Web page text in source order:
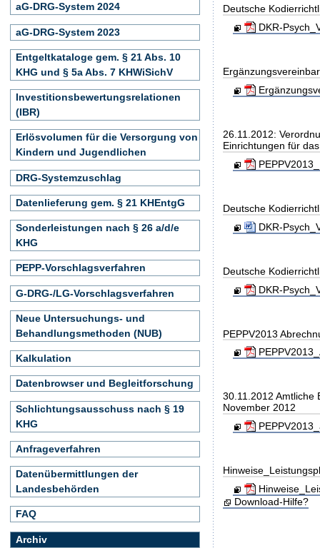
Deutsche
DKR-
26.11.2012:
Einrichtungen für
Deutsche
DKR-
Deutsche
DKR-
PEPPV2013
30.11.2012 Amtliche
November 2012
Download-Hilfe?
aG-DRG-System 2024
aG-DRG-System 2023
Entgeltkataloge gem. § 21 Abs. 10
KHG und § 5a Abs. 7 KHWiSichV
Investitionsbewertungsrelationen
(IBR)
Erlösvolumen für die Versorgung von
Kindern und Jugendlichen
DRG-Systemzuschlag
Datenlieferung gem. § 21 KHEntgG
Sonderleistungen nach § 26 a/d/e
KHG
PEPP-Vorschlagsverfahren
G-DRG-/LG-Vorschlagsverfahren
Neue Untersuchungs- und
Behandlungsmethoden (NUB)
Kalkulation
Datenbrowser und Begleitforschung
Schlichtungsausschuss nach § 19
KHG
Anfrageverfahren
Datenübermittlungen der
Landesbehörden
FAQ
Archiv